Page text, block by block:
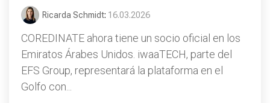
Ricarda Schmidt: 16.03.2026
COREDINATE ahora tiene un socio oficial en los
Emiratos Árabes Unidos. iwaaTECH, parte del
EFS Group, representará la plataforma en el
Golfo con...